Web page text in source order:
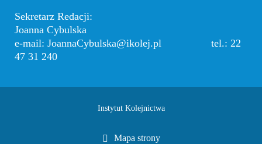
Sekretarz Redacji:
Joanna Cybulska
e-mail: JoannaCybulska@ikolej.pl tel.: 22
47 31 240
Instytut Kolejnictwa
Mapa strony